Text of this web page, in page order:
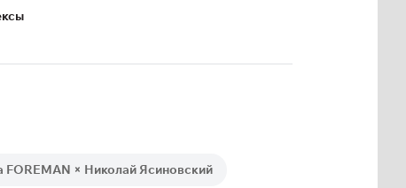
FOREMAN × Николай Ясиновский